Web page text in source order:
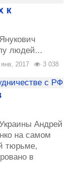
к
людей...
3 038
янв, 2017
Андрей
на самом
тюрьме,
в